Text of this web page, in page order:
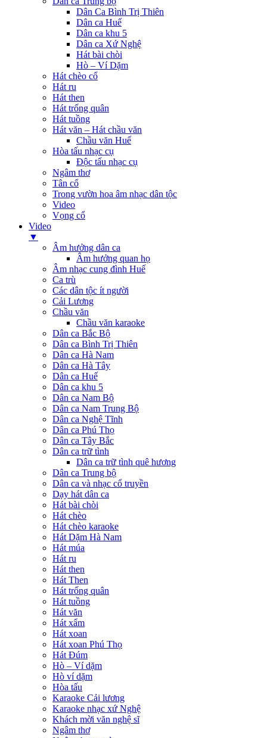
Dân Ca Bình Trị Thiên
Dân ca Huế
Dân ca khu 5
Dân ca Xứ Nghệ
Hát bài chòi
Hò – Ví Dặm
Hát chèo cổ
Hát ru
Hát then
Hát trống quân
Hát tuồng
Hát văn – Hát chầu văn
Chầu văn Huế
Hòa tấu nhạc cụ
Độc tấu nhạc cụ
Ngâm thơ
Tân cổ
Trong vườn hoa âm nhạc dân tộc
Video
Vọng cổ
Video
▼
Âm hưởng dân ca
Âm hưởng quan họ
Âm nhạc cung đình Huế
Ca trù
Các dân tộc ít người
Cải Lương
Chầu văn
Chầu văn karaoke
Dân ca Bắc Bộ
Dân ca Bình Trị Thiên
Dân ca Hà Nam
Dân ca Hà Tây
Dân ca Huế
Dân ca khu 5
Dân ca Nam Bộ
Dân ca Nam Trung Bộ
Dân ca Nghệ Tĩnh
Dân ca Phú Thọ
Dân ca Tây Bắc
Dân ca trữ tình
Dân ca trữ tình quê hương
Dân ca Trung bộ
Dân ca và nhạc cổ truyền
Dạy hát dân ca
Hát bài chòi
Hát chèo
Hát chèo karaoke
Hát Dặm Hà Nam
Hát múa
Hát ru
Hát then
Hát Then
Hát trống quân
Hát tuồng
Hát văn
Hát xẩm
Hát xoan
Hát xoan Phú Thọ
Hát Đúm
Hò – Ví dặm
Hò ví dặm
Hòa tấu
Karaoke Cải lương
Karaoke nhạc xứ Nghệ
Khách mời văn nghệ sĩ
Ngâm thơ